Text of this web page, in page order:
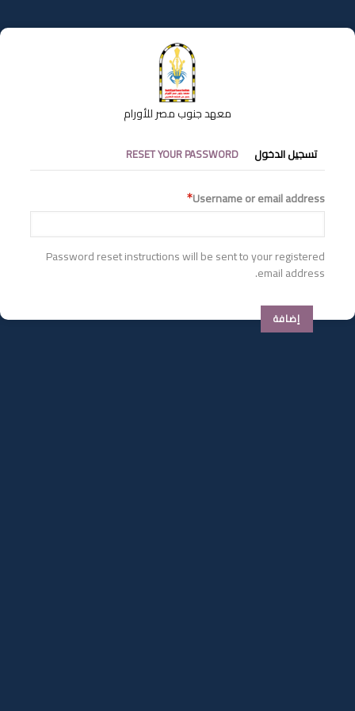
إلى
المحتوى
معهد جنوب مصر للأورام
التبويبات
الأساسية
تسجيل الدخول RESET YOUR PASSWORD
Username or email address
Password reset instructions will be sent to your registered
email address.